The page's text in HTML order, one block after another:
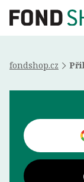
fondshop.cz